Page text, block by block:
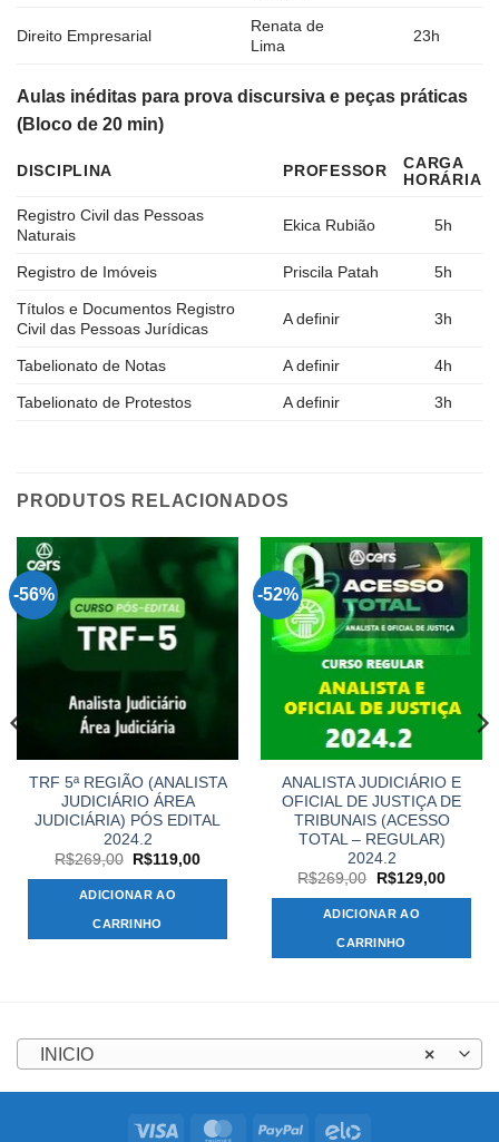
Direito Empresarial
Renata de
Lima
23h
Aulas inéditas para prova discursiva e peças práticas
(Bloco de 20 min)
DISCIPLINA PROFESSOR
CARGA
HORÁRIA
Registro Civil das Pessoas
Naturais
Ekica Rubião 5h
Registro de Imóveis Priscila Patah 5h
Títulos e Documentos Registro
Civil das Pessoas Jurídicas
A definir 3h
Tabelionato de Notas A definir 4h
Tabelionato de Protestos A definir 3h
PRODUTOS RELACIONADOS
-56%
TRF 5ª REGIÃO (ANALISTA
JUDICIÁRIO ÁREA
JUDICIÁRIA) PÓS EDITAL
2024.2
R$269,00
O
original
era:
R$269,00.
R$119,00O
ADICIONAR AO
CARRINHO
-52%
ANALISTA JUDICIÁRIO E
OFICIAL DE JUSTIÇA DE
TRIBUNAIS (ACESSO
TOTAL – REGULAR)
2024.2
R$269,00
O
original
era:
R$269,00.
R$129,00O
ADICIONAR AO
CARRINHO
×
INICIO
Visa MasterCardPayPal